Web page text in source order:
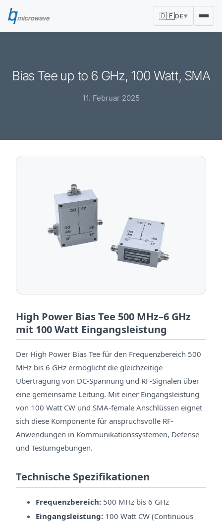
🇩🇪DE▼
Bias Tee up to 6 GHz, 100 Watt, SMA
11. Februar 2025
High Power Bias Tee 500 MHz–6 GHz
mit 100 Watt Eingangsleistung
Der High Power Bias Tee für den Frequenzbereich 500
MHz bis 6 GHz ermöglicht die gleichzeitige
Übertragung von DC-Spannung und RF-Signalen über
eine gemeinsame Leitung. Mit einer Eingangsleistung
von 100 Watt CW und SMA-female Anschlüssen eignet
sich diese Komponente für anspruchsvolle RF-
Anwendungen in Kommunikationssystemen, Defense
und Testumgebungen.
Technische Spezifikationen
Frequenzbereich: 500 MHz bis 6 GHz
Eingangsleistung: 100 Watt CW (Continuous